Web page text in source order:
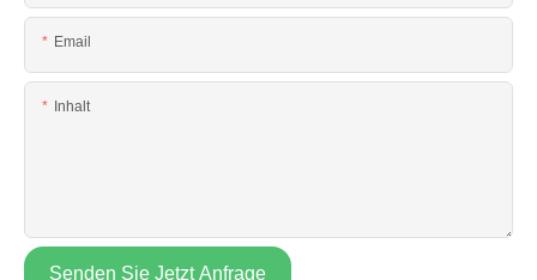
Email
Inhalt
Senden Sie Jetzt Anfrage